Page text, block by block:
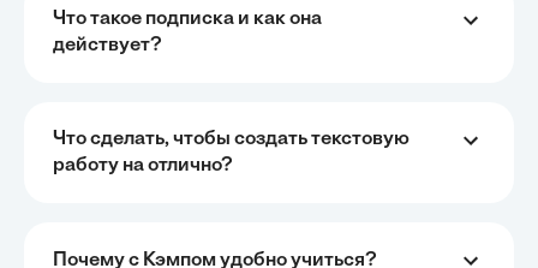
Что такое подписка и как она
действует?
Что сделать, чтобы создать текстовую
работу на отлично?
Почему с Кэмпом удобно учиться?